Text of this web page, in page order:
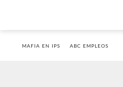
MAFIA EN IPS ABC EMPLEOS